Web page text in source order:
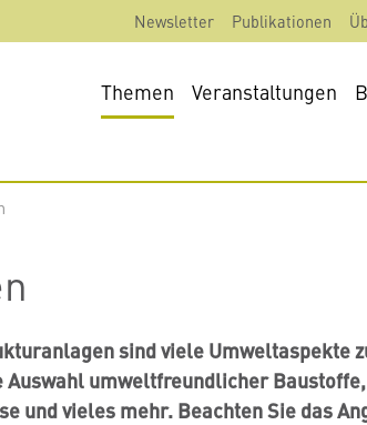
Newsletter Publikationen
Themen Veranstaltungen
sind viele Umweltaspekte
umweltfreundlicher
und vieles mehr. Beachten Sie das